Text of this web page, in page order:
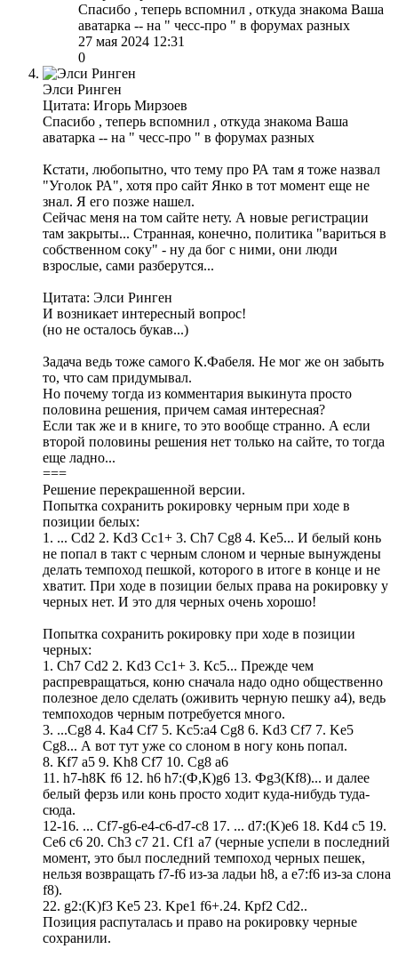
Спасибо , теперь вспомнил , откуда знакома Ваша
аватарка -- на " чесс-про " в форумах разных
27 мая 2024 12:31
0
Элси Ринген
Цитата: Игорь Мирзоев
Спасибо , теперь вспомнил , откуда знакома Ваша
аватарка -- на " чесс-про " в форумах разных
Кстати, любопытно, что тему про РА там я тоже назвал
"Уголок РА", хотя про сайт Янко в тот момент еще не
знал. Я его позже нашел.
Сейчас меня на том сайте нету. А новые регистрации
там закрыты... Странная, конечно, политика "вариться в
собственном соку" - ну да бог с ними, они люди
взрослые, сами разберутся...
Цитата: Элси Ринген
И возникает интересный вопрос!
(но не осталось букав...)
Задача ведь тоже самого К.Фабеля. Не мог же он забыть
то, что сам придумывал.
Но почему тогда из комментария выкинута просто
половина решения, причем самая интересная?
Если так же и в книге, то это вообще странно. А если
второй половины решения нет только на сайте, то тогда
еще ладно...
===
Решение перекрашенной версии.
Попытка сохранить рокировку черным при ходе в
позиции белых:
1. ... Сd2 2. Kd3 Cc1+ 3. Ch7 Cg8 4. Ke5... И белый конь
не попал в такт с черным слоном и черные вынуждены
делать темпоход пешкой, которого в итоге в конце и не
хватит. При ходе в позиции белых права на рокировку у
черных нет. И это для черных очень хорошо!
Попытка сохранить рокировку при ходе в позиции
черных:
1. Сh7 Сd2 2. Kd3 Cc1+ 3. Кс5... Прежде чем
распревращаться, коню сначала надо одно общественно
полезное дело сделать (оживить черную пешку а4), ведь
темпоходов черным потребуется много.
3. ...Cg8 4. Ka4 Cf7 5. Kc5:a4 Cg8 6. Kd3 Cf7 7. Ke5
Cg8... А вот тут уже со слоном в ногу конь попал.
8. Кf7 a5 9. Kh8 Cf7 10. Cg8 a6
11. h7-h8K f6 12. h6 h7:(Ф,К)g6 13. Фg3(Кf8)... и далее
белый ферзь или конь просто ходит куда-нибудь туда-
сюда.
12-16. ... Сf7-g6-e4-c6-d7-c8 17. ... d7:(K)e6 18. Kd4 c5 19.
Ce6 c6 20. Ch3 c7 21. Cf1 a7 (черные успели в последний
момент, это был последний темпоход черных пешек,
нельзя возвращать f7-f6 из-за ладьи h8, а е7:f6 из-за слона
f8).
22. g2:(K)f3 Ke5 23. Kpe1 f6+.24. Крf2 Cd2..
Позиция распуталась и право на рокировку черные
сохранили.